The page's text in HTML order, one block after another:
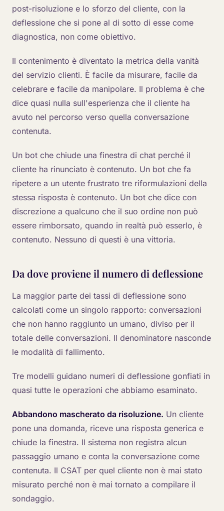
post-risoluzione e lo sforzo del cliente, con la
deflessione che si pone al di sotto di esse come
diagnostica, non come obiettivo.
Il contenimento è diventato la metrica della vanità
del servizio clienti. È facile da misurare, facile da
celebrare e facile da manipolare. Il problema è che
dice quasi nulla sull'esperienza che il cliente ha
avuto nel percorso verso quella conversazione
contenuta.
Un bot che chiude una finestra di chat perché il
cliente ha rinunciato è contenuto. Un bot che fa
ripetere a un utente frustrato tre riformulazioni della
stessa risposta è contenuto. Un bot che dice con
discrezione a qualcuno che il suo ordine non può
essere rimborsato, quando in realtà può esserlo, è
contenuto. Nessuno di questi è una vittoria.
Da dove proviene il numero di deflessione
La maggior parte dei tassi di deflessione sono
calcolati come un singolo rapporto: conversazioni
che non hanno raggiunto un umano, diviso per il
totale delle conversazioni. Il denominatore nasconde
le modalità di fallimento.
Tre modelli guidano numeri di deflessione gonfiati in
quasi tutte le operazioni che abbiamo esaminato.
Abbandono mascherato da risoluzione. Un cliente
pone una domanda, riceve una risposta generica e
chiude la finestra. Il sistema non registra alcun
passaggio umano e conta la conversazione come
contenuta. Il CSAT per quel cliente non è mai stato
misurato perché non è mai tornato a compilare il
sondaggio.